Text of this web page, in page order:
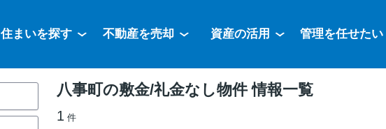
住まいを探す 不動産を売却 資産の活用 管理を任せたい
八事町の敷金/礼金なし物件 情報一覧
1 件